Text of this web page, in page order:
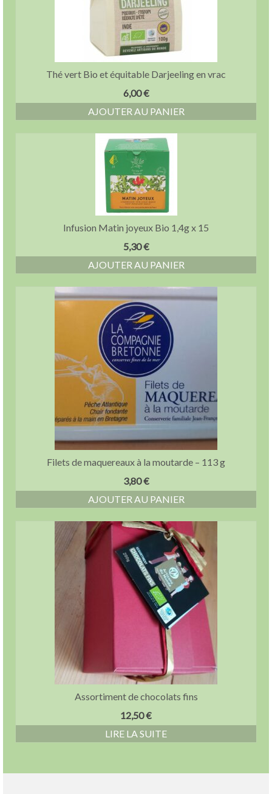
Thé vert Bio et équitable Darjeeling en vrac
6,00€
AJOUTER AU PANIER
Infusion Matin joyeux Bio 1,4g x 15
5,30€
AJOUTER AU PANIER
Filets de maquereaux à la moutarde – 113 g
3,80€
AJOUTER AU PANIER
Assortiment de chocolats fins
12,50€
LIRE LA SUITE